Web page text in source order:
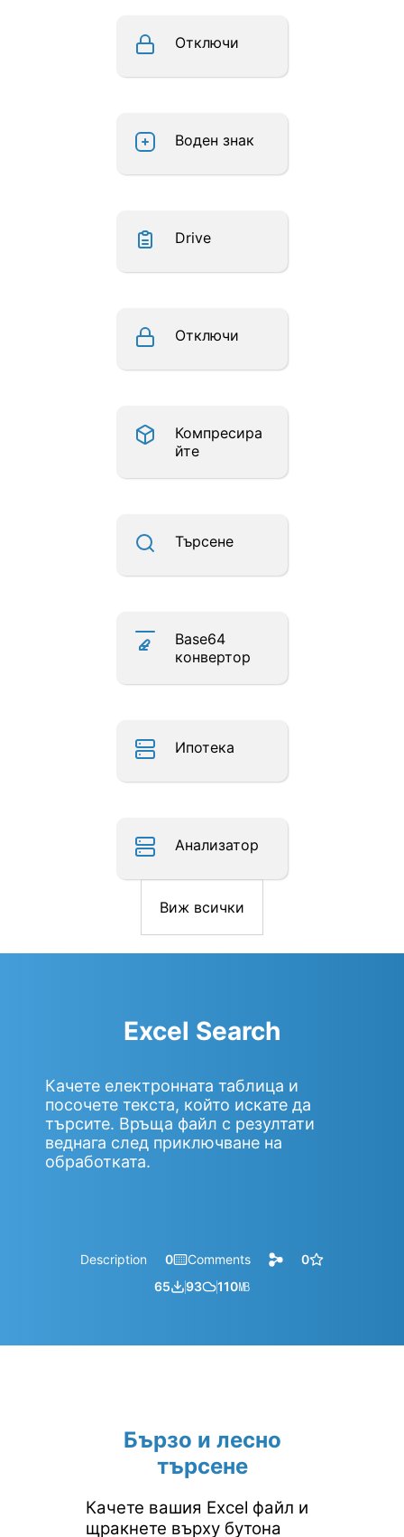
Отключи
Воден знак
Drive
Отключи
Компресира
йте
Търсене
Base64
конвертор
Ипотека
Анализатор
Виж всички
Excel Search
Качете електронната таблица и
посочете текста, който искате да
търсите. Връща файл с резултати
веднага след приключване на
обработката.
Description 0 Comments
0
65
93 110㎆︎
Бързо и лесно
търсене
Качете вашия Excel файл и
щракнете върху бутона